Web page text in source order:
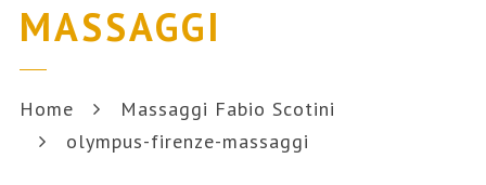
MASSAGGI
Home
Massaggi Fabio Scotini
olympus-firenze-massaggi